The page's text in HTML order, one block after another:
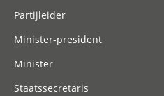
Partijleider
Minister-president
Minister
Staatssecretaris